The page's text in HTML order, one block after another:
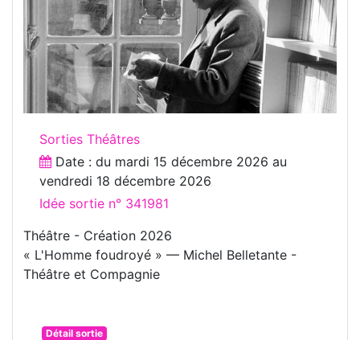
Sorties Théâtres
Date : du mardi 15 décembre 2026 au
vendredi 18 décembre 2026
Idée sortie n° 341981
Théâtre - Création 2026
« L'Homme foudroyé » — Michel Belletante -
Théâtre et Compagnie
Détail sortie